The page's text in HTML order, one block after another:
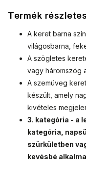
Termék
A keret barna
világosbarna,
A szögletes
vagy háromszög
A szemüveg
készült, amely
kivételes
3. kategória - a
kategória,
szürkületben
kevésbé